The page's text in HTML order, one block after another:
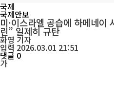
국제
국제안보
미·이스라엘 공습에 하메네
린” 일제히 규탄
화영 기자
입력 2026.03.01 21:51
댓글 0
가